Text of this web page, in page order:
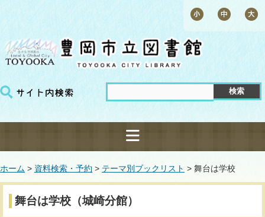
ホーム > 資料検索・予約 > テーマ別ブックリスト > 舞台は学校
舞台は学校（城崎分館）